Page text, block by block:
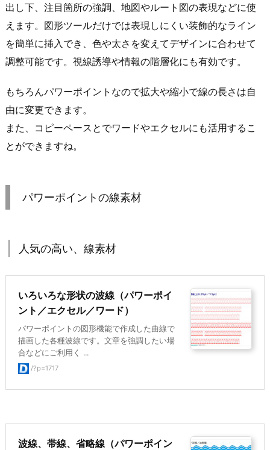
出し下、注目箇所の強調、地図やルート図の表現などに使
えます。図形ツールだけでは表現しにくい装飾的なライン
を簡単に挿入でき、色や太さを変えてデザインに合わせて
調整可能です。視線誘導や情報の階層化にも有効です。
もちろんパワーポイントなので拡大や縮小で線の長さは自
由に変更できます。
また、コピーペースとでワードやエクセルにも活用するこ
とができますね。
パワーポイントの線素材
人気の高い、線素材
いろいろな形状の波線（パワーポイ
ント／エクセル／ワード）
パワーポイントの図形機能で作成した曲線で
描画した各種波線です。文章を強調したい場
合などにご利用く ...
/?p=1717
波線、帯線、省略線（パワーポイン